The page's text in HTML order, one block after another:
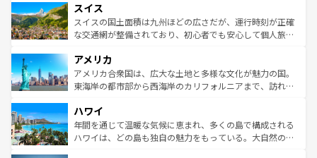
れる地方に足を運ぶとそれぞれで全く異なる文化を体験で
きるだろう。 なお、新着のフランス情報はコンテンツ一覧
を参照してほしい。
は、お酒好きな人にはぜひ体験してほしい。 なお、新着の
ドイツ情報はコンテンツ一覧を参照してほしい。
リアごとに異なる魅力がある。また、優雅なアフタヌーン
ティー、ビール好きにはたまらない英国パブ、サッカー観
戦など、本場だからこそできる体験も豊富。イギリスを旅
ンツ一覧を参照してほしい。
スイス
スイスの国土面積は九州ほどの広さだが、運行時刻が正確
な交通網が整備されており、初心者でも安心して個人旅行
の建物がそのまま残る町や、スイスならではのユニークな
博物館もあり、アルプス観光だけでなく町歩きも満喫する
ことができる。国民の所得が高いため物価も高いが、旅行
ば市内交通費無料で観光を楽しむこともできる。 なお、新
着のスイス情報はコンテンツ一覧 を参照してほしい。
アメリカ
アメリカ合衆国は、広大な土地と多様な文化が魅力の国。
東海岸の都市部から西海岸のカリフォルニアまで、訪れる
のような巨大都市は、観光、ショッピング、エンターテイ
ンメントが詰まった刺激的なスポットだ。一方、アメリカ
西部には大自然が広がり、グランドキャニオンやイエロー
ハワイ
年間を通じて温暖な気候に恵まれ、多くの島で構成される
ハワイは、どの島も独自の魅力をもっている。大自然の神